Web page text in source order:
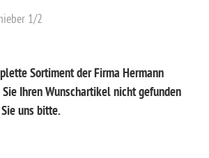
Sortiment der Firma Hermann
Ihren Wunschartikel nicht gefunden
uns bitte.